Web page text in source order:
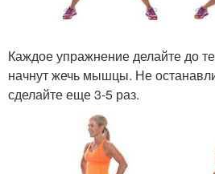
Каждое упражнение делайте до
начнут жечь мышцы. Не
сделайте еще 3-5 раз.